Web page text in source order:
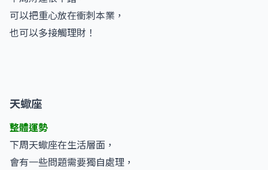
可以把重心放在衝刺本業，
也可以多接觸理財！
天蠍座
整體運勢
下周天蠍座在生活層面，
會有一些問題需要獨自處理，